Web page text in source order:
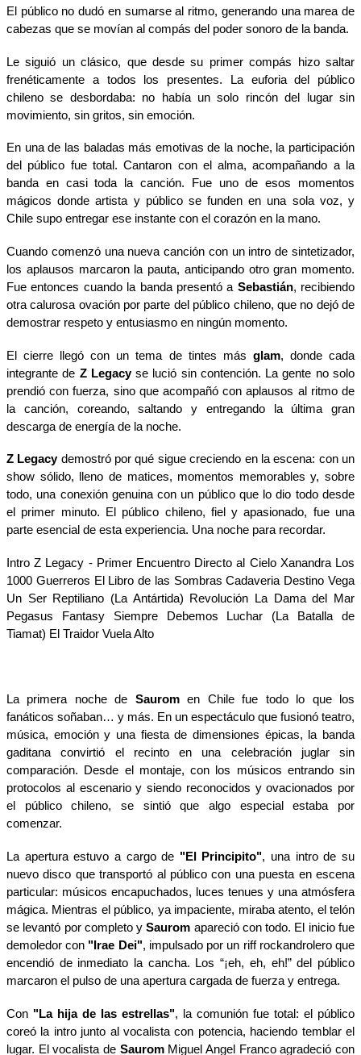
El público no dudó en sumarse al ritmo, generando una marea de
cabezas que se movían al compás del poder sonoro de la banda.
Le siguió un clásico, que desde su primer compás hizo saltar
frenéticamente a todos los presentes. La euforia del público
chileno se desbordaba: no había un solo rincón del lugar sin
movimiento, sin gritos, sin emoción.
En una de las baladas más emotivas de la noche, la participación
del público fue total. Cantaron con el alma, acompañando a la
banda en casi toda la canción. Fue uno de esos momentos
mágicos donde artista y público se funden en una sola voz, y
Chile supo entregar ese instante con el corazón en la mano.
Cuando comenzó una nueva canción con un intro de sintetizador,
los aplausos marcaron la pauta, anticipando otro gran momento.
Fue entonces cuando la banda presentó a Sebastián, recibiendo
otra calurosa ovación por parte del público chileno, que no dejó de
demostrar respeto y entusiasmo en ningún momento.
El cierre llegó con un tema de tintes más glam, donde cada
integrante de Z Legacyse lució sin contención. La gente no solo
prendió con fuerza, sino que acompañó con aplausos al ritmo de
la canción, coreando, saltando y entregando la última gran
descarga de energía de la noche.
Z Legacydemostró por qué sigue creciendo en la escena: con un
show sólido, lleno de matices, momentos memorables y, sobre
todo, una conexión genuina con un público que lo dio todo desde
el primer minuto. El público chileno, fiel y apasionado, fue una
parte esencial de esta experiencia. Una noche para recordar.
Intro Z Legacy - Primer Encuentro Directo al Cielo Xanandra Los
1000 Guerreros El Libro de las Sombras Cadaveria Destino Vega
Un Ser Reptiliano (La Antártida) Revolución La Dama del Mar
Pegasus Fantasy Siempre Debemos Luchar (La Batalla de
Tiamat) El Traidor Vuela Alto
La primera noche de Sauromen Chile fue todo lo que los
fanáticos soñaban… y más. En un espectáculo que fusionó teatro,
música, emoción y una fiesta de dimensiones épicas, la banda
gaditana convirtió el recinto en una celebración juglar sin
comparación. Desde el montaje, con los músicos entrando sin
protocolos al escenario y siendo reconocidos y ovacionados por
el público chileno, se sintió que algo especial estaba por
comenzar.
La apertura estuvo a cargo de "El Principito", una intro de su
nuevo disco que transportó al público con una puesta en escena
particular: músicos encapuchados, luces tenues y una atmósfera
mágica. Mientras el público, ya impaciente, miraba atento, el telón
se levantó por completo ySaurom apareció con todo. El inicio fue
demoledor con "Irae Dei", impulsado por un riff rockandrolero que
encendió de inmediato la cancha. Los “¡eh, eh, eh!” del público
marcaron el pulso de una apertura cargada de fuerza y entrega.
Con "La hija de las estrellas", la comunión fue total: el público
coreó la intro junto al vocalista con potencia, haciendo temblar el
lugar. El vocalista de SauromMiguel Angel Franco agradeció con